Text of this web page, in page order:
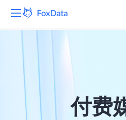
解决方案 付费